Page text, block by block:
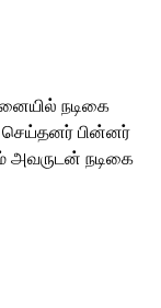
நடிகை
செய்தனர் பின்னர்
அவருடன் நடிகை